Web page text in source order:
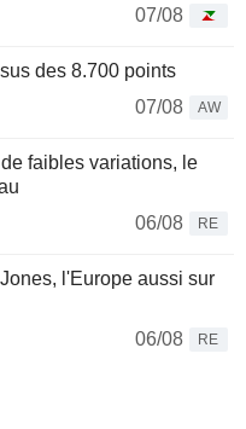
07/08
des 8.700 points
07/08
AW
faibles variations, le
06/08
RE
l'Europe aussi sur
06/08
RE